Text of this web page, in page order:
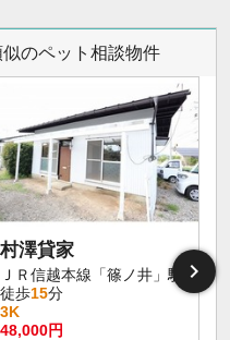
のペット相談物件
村澤貸家
ＪＲ信越本線「篠ノ井」駅
徒歩15分
3K
48,000円